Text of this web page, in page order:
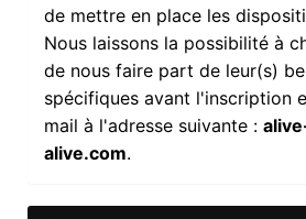
de mettre en place les
Nous laissons la possibilité à
de nous faire part de leur(s)
spécifiques avant l'inscription
mail à l'adresse suivante :
alive.com.